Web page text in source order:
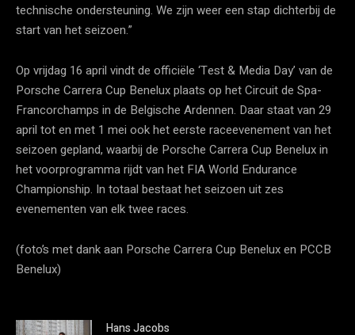
technische ondersteuning. We zijn weer een stap dichterbij de
start van het seizoen.”
Op vrijdag 16 april vindt de officiële ‘Test & Media Day’ van de
Porsche Carrera Cup Benelux plaats op het Circuit de Spa-
Francorchamps in de Belgische Ardennen. Daar staat van 29
april tot en met 1 mei ook het eerste raceevenement van het
seizoen gepland, waarbij de Porsche Carrera Cup Benelux in
het voorprogramma rijdt van het FIA World Endurance
Championship. In totaal bestaat het seizoen uit zes
evenementen van elk twee races.
(foto’s met dank aan Porsche Carrera Cup Benelux en PCCB
Benelux)
Hans Jacobs